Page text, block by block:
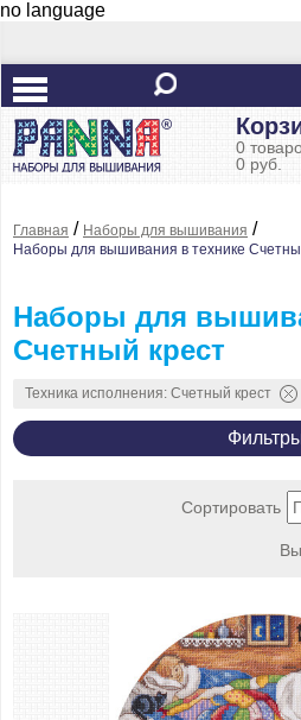
no language
0
0 руб.
Главная / Наборы для вышивания /
Наборы для вышивания в технике
Наборы для
Счетный крест
Техника исполнения: Счетный крест
Сортировать